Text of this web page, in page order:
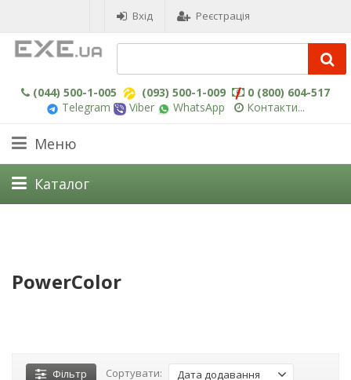
Вхід Реєстрація
(044) 500-1-005 (093) 500-1-009
0 (800) 604-517
Telegram
Viber WhatsApp Контакти...
Меню
Каталог
PowerColor
Фільтр Сортувати: Дата додавання